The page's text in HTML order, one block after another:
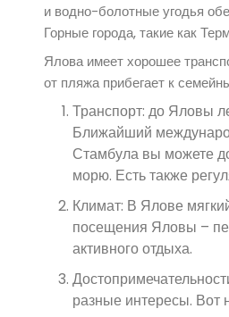
и водно-болотные угодья
Горные города, такие как
Ялова имеет хорошее
от пляжа прибегает к
Транспорт: до Яловы
Ближайший
Стамбула вы можете
морю. Есть также
Климат: В Ялове
посещения Яловы –
активного отдыха.
разные интересы. Вот